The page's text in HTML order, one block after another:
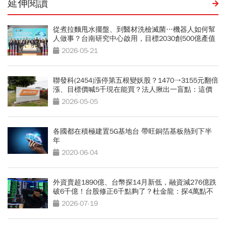
延伸閱讀
從煮拉麵甩水擺盤、到醫材洗檢滅菌…機器人如何幫
人做事？台南研究中心啟用，目標2030創500億產值
2026-05-21
聯發科(2454)漲停第五根變妖股？1470→3155元翻倍
漲、目標價喊5千現在能買？法人揪出一盲點：這價
位買安心
2026-05-05
各國都在積極建置5G基地台 帶旺銅箔基板熱到下半
年
2020-06-04
外資賣超1890億、台幣探14月新低，融資減276億跌
破6千億！台股修正6千點夠了？杜金龍：探4萬點不
無可能
2026-07-19